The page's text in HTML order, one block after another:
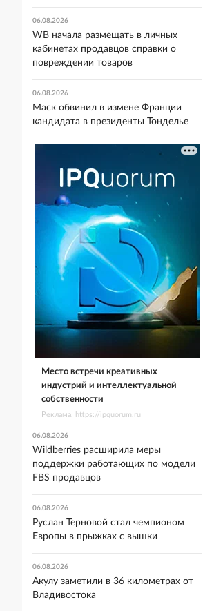
06.08.2026
WB начала размещать в личных
кабинетах продавцов справки о
повреждении товаров
06.08.2026
Маск обвинил в измене Франции
кандидата в президенты Тонделье
Место встречи креативных
индустрий и интеллектуальной
собственности
Реклама. https://ipquorum.ru
06.08.2026
Wildberries расширила меры
поддержки работающих по модели
FBS продавцов
06.08.2026
Руслан Терновой стал чемпионом
Европы в прыжках с вышки
06.08.2026
Акулу заметили в 36 километрах от
Владивостока